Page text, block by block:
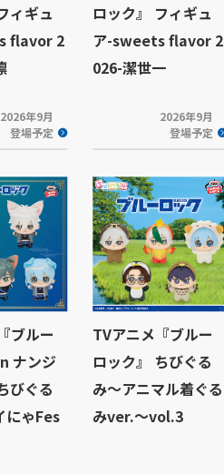
ィギュ
flavor 2
2026年9月
登場予定
ロック』 フィギュ
ア-sweets flavor 2
026-潔世一
2026年9月
登場予定
ブルー
ナンジ
びぐる
にゃFes
TVアニメ『ブルー
ロック』 ちびぐる
み～アニマル着ぐる
みver.～vol.3